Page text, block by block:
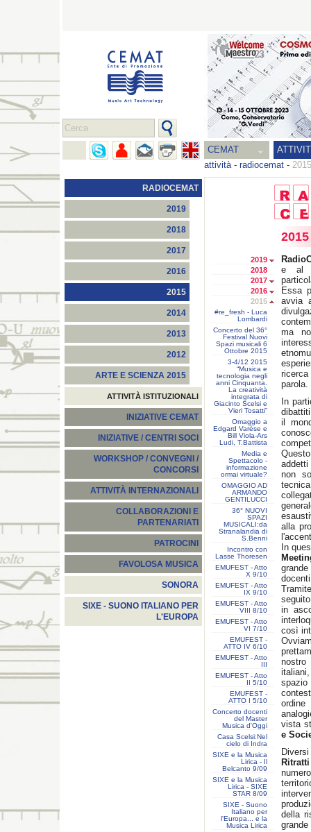
CEMAT
attività- radiocemat - 2015
RADIOCEMAT
2019
2018
2017
2016
2015
2014
2013
2012
ARTE E SCIENZA 2015
ATTIVITÀ ISTITUZIONALI
INIZIATIVE CEMAT
INIZIATIVE / CENTRI SOCI
WORKSHOP / CONVEGNI /
CONCORSI
ATTIVITÀ INTERNAZIONALI
COLLABORAZIONI E
PARTENARIATI
PATROCINI
FAVOLOSA MUSICA
SONORA
SIXE - SUONO ITALIANO PER
L'EUROPA
2019
2018
2017
2016
2015
#re_fresh - Luca
Lombardi
Concerto del 36°
Festival Nuovi
Spazi musicali 6
Ottobre 2015
3-4/12 2015
“Musica e
tecnologia negli
anni Cinquanta.
La creatività
integrata di
Giacinto Scelsi e
Vieri Tosatti”
Omaggio a
Edgard Varèse e
Bill Viola-Ars
Ludi, T.Battista
Media e
Spettacolo -
informazione
ormai virtuale?
OMAGGIO AD
ARMANDO
GENTILUCCI
36° NUOVI
SPAZI
MUSICALI:da
Stranalandia di
S.Benni
Incontro con
Lasse Thoresen
EMUFEST - Atto
X 9/10
EMUFEST - Atto
IX 9/10
EMUFEST - Atto
VIII 8/10
EMUFEST - Atto
VI 7/10
EMUFEST -
ATTO IV 6/10
EMUFEST - Atto
III
EMUFEST - Atto
II 5/10
EMUFEST -
ATTO I 5/10
Concerto docenti
del Master
Musica d'Oggi
Casa Scelsi:Nel
cielo di Indra
SIXE e la Musica
Lirica - Il
Belcanto 9/09
SIXE e la Musica
Lirica - SIXE
STAR 8/09
SIXE - Suono
Italiano per
l'Europa... e la
Musica Lirica
2015
e al
Essa
avvia
ma
parola.
In
il
non
alla
In
in
così
nostro
ordine
vista
e
Ritratti
della
grande